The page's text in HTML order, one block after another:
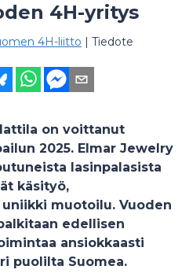
4H-yritys
4H-liitto | Tiedote
on voittanut
2025. Elmar Jewelry
lasinpalasista
käsityö,
muotoilu. Vuoden
edellisen
ansiokkaasti
puolilta Suomea.